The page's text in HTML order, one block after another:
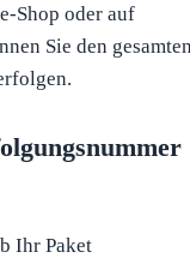
Shop oder auf
Sie den
Ihr Paket